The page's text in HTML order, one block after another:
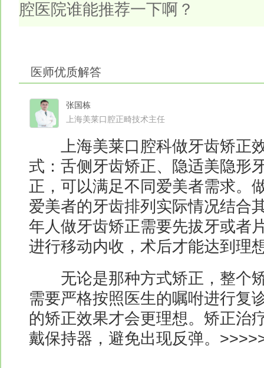
腔医院谁能推荐一下啊？
医师优质解答
张国栋
上海美莱口腔正畸技术主任
上海美莱口腔科做牙齿矫正
式：舌侧牙齿矫正、隐适美隐形
正，可以满足不同爱美者需求。
爱美者的牙齿排列实际情况结合
年人做牙齿矫正需要先拔牙或者
进行移动内收，术后才能达到理
无论是那种方式矫正，整个
需要严格按照医生的嘱咐进行复
的矫正效果才会更理想。矫正治
戴保持器，避免出现反弹。